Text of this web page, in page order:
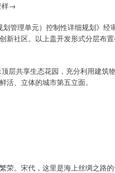
样→
管理单元）控制性详细规划》
新社区。以上盖开发形式分层布
层共享生态花园，充分利用建筑
活、立体的城市第五立面。
荣。宋代，这里是海上丝绸之路